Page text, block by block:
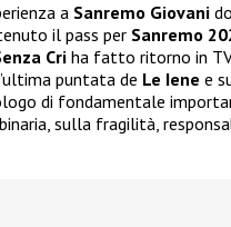
a Sanremo Giovani
il pass per Sanremo
Cri ha fatto ritorno in
puntata de Le Iene e
di fondamentale
sulla fragilità,